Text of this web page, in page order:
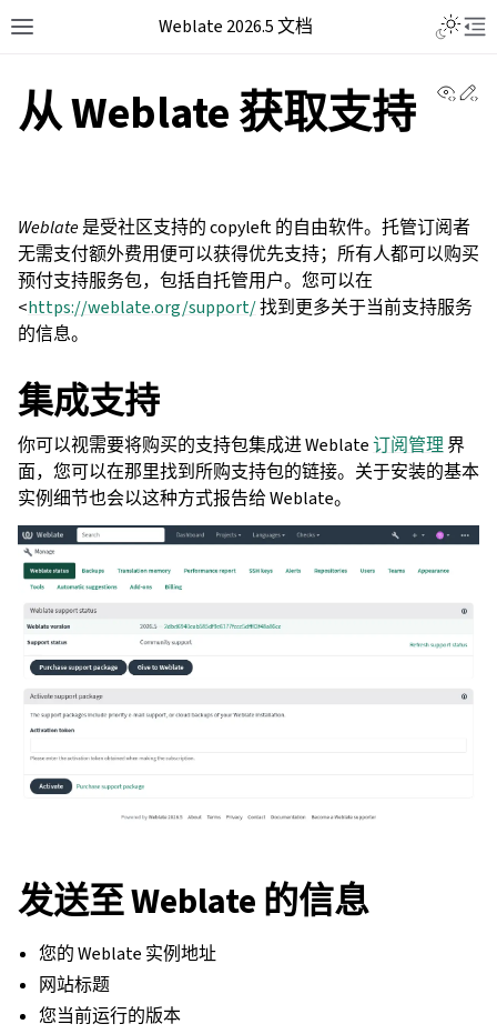
Weblate 2026.5 文档
从 Weblate 获取支持
Weblate是受社区支持的 copyleft 的自由软件。托管订阅者
无需支付额外费用便可以获得优先支持；所有人都可以购买
预付支持服务包，包括自托管用户。您可以在
<https://weblate.org/support/找到更多关于当前支持服务
的信息。
集成支持
你可以视需要将购买的支持包集成进 Weblate订阅管理 界
面，您可以在那里找到所购支持包的链接。关于安装的基本
实例细节也会以这种方式报告给 Weblate。
发送至 Weblate 的信息
您的 Weblate 实例地址
网站标题
您当前运行的版本